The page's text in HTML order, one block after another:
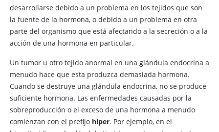
desarrollarse debido a un problema en los tejidos que son
la fuente de la hormona, o debido a un problema en otra
parte del organismo que está afectando a la secreción o a la
acción de una hormona en particular.
Un tumor u otro tejido anormal en una glándula endocrina a
menudo hace que esta produzca demasiada hormona.
Cuando se destruye una glándula endocrina, no se produce
suficiente hormona. Las enfermedades causadas por la
sobreproducción o el exceso de una hormona a menudo
comienzan con el prefijo hiper. Por ejemplo, en el